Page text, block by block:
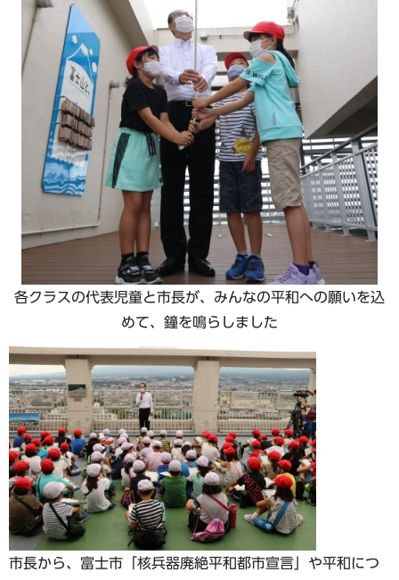
各クラスの代表児童と市長が、みんなの平和への願いを込
めて、鐘を鳴らしました
市長から、富士市「核兵器廃絶平和都市宣言」や平和につ